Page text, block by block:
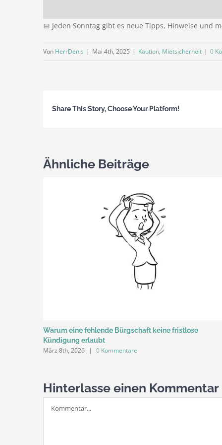
📅 Jeden Sonntag gibt es neue Tipps, Hinweise und
Von HerrDenis | Mai 4th, 2025 | Kaution, Mietsicherheit | 0
Share This Story, Choose Your Platform!
Ähnliche Beiträge
Warum eine fehlende Bürgschaft keine fristlose
Kündigung erlaubt
März 8th, 2026 | 0 Kommentare
Hinterlasse einen Kommentar